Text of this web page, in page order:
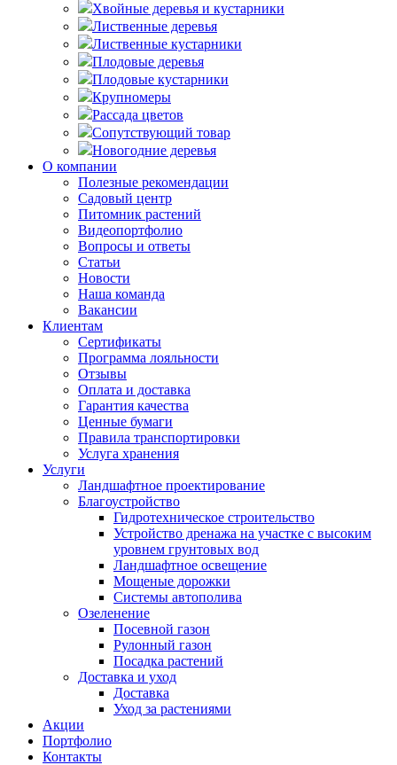
Хвойные деревья и кустарники
Лиственные деревья
Лиственные кустарники
Плодовые деревья
Плодовые кустарники
Крупномеры
Рассада цветов
Сопутствующий товар
Новогодние деревья
О компании
Полезные рекомендации
Садовый центр
Питомник растений
Видеопортфолио
Вопросы и ответы
Статьи
Новости
Наша команда
Вакансии
Клиентам
Сертификаты
Программа лояльности
Отзывы
Оплата и доставка
Гарантия качества
Ценные бумаги
Правила транспортировки
Услуга хранения
Услуги
Ландшафтное проектирование
Благоустройство
Гидротехническое строительство
Устройство дренажа на участке с высоким
уровнем грунтовых вод
Ландшафтное освещение
Мощеные дорожки
Системы автополива
Озеленение
Посевной газон
Рулонный газон
Посадка растений
Доставка и уход
Доставка
Уход за растениями
Акции
Портфолио
Контакты